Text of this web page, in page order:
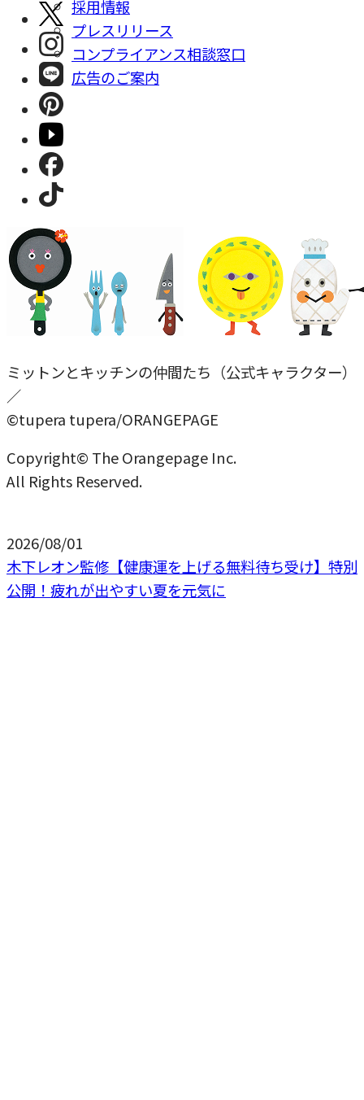
採⽤情報
プレスリリース
コンプライアンス相談窓⼝
広告のご案内
ミットンとキッチンの仲間たち（公式キャラクター）
／
©tupera tupera/ORANGEPAGE
Copyright© The Orangepage Inc.
All Rights Reserved.
2026/08/01
木下レオン監修【健康運を上げる無料待ち受け】特別
公開！疲れが出やすい夏を元気に